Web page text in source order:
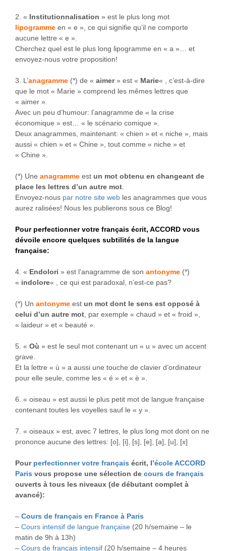
2. « Institutionnalisation » est le plus long mot
lipogramme en « e », ce qui signifie qu’il ne comporte
aucune lettre « e ».
Cherchez quel est le plus long lipogramme en « a »… et
envoyez-nous votre proposition!
3. L’anagramme (*) de « aimer» est « Marie« , c’est-à-dire
que le mot « Marie » comprend les mêmes lettres que
« aimer ».
Avec un peu d’humour: l’anagramme de « la crise
économique » est… « le scénario comique ».
Deux anagrammes, maintenant: « chien » et « niche », mais
aussi « chien » et « Chine », tout comme « niche » et
« Chine ».
(*) Une anagramme est un mot obtenu en changeant de
place les lettres d’un autre mot
Envoyez-nous par notre site web les anagrammes que vous
aurez ralisées! Nous les publierons sous ce Blog!
Pour perfectionner votre français écrit, ACCORD vous
dévoile encore quelques subtilités de la langue
française:
4. « Endolori » est l’anagramme de son antonyme (*)
« indolore« , ce qui est paradoxal, n’est-ce pas?
(*) Un antonyme est un mot dont le sens est opposé à
celui d’un autre mot , par exemple « chaud » et « froid »,
« laideur » et « beauté ».
5. « Où » est le seul mot contenant un « u » avec un accent
grave.
Et la lettre « ù » a aussi une touche de clavier d’ordinateur
pour elle seule, comme les « é » et « è ».
6. « oiseau » est aussi le plus petit mot de langue française
contenant toutes les voyelles sauf le « y ».
7. « oiseaux » est, avec 7 lettres, le plus long mot dont on ne
prononce aucune des lettres: [o], [i], [s], [e], [a], [u], [x]
Pour perfectionner votre français écrit, l’école ACCORD
Paris vous propose une sélection de cours de français
ouverts à tous les niveaux (de débutant complet à
avancé):
– Cours de français en France à Paris
– Cours intensif de langue française (20 h/semaine – le
matin de 9h à 13h)
– Cours de français intensif (20 h/semaine – 4 heures